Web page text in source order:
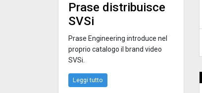
Prase distribuisce
SVSi
Prase Engineering introduce nel
proprio catalogo il brand video
SVSi.
Leggi tutto